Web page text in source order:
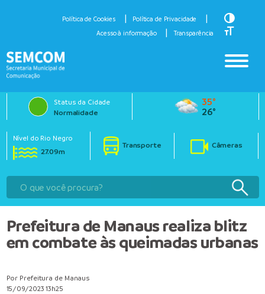
Política de Cookies
Política de Privacidade
Acesso à informação
Transparência
Toggle
Toggle
Status da Cidade
Normalidade
35°
26°
Nível do Rio Negro
27.09m
Transporte Câmeras
Prefeitura de Manaus realiza blitz
em combate às queimadas urbanas
Por Prefeitura de Manaus
15/09/2023 13h25